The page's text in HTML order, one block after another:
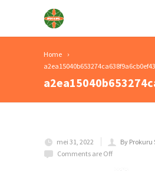
Home
mei 31, 2022
By Prokuru
Comments are Off